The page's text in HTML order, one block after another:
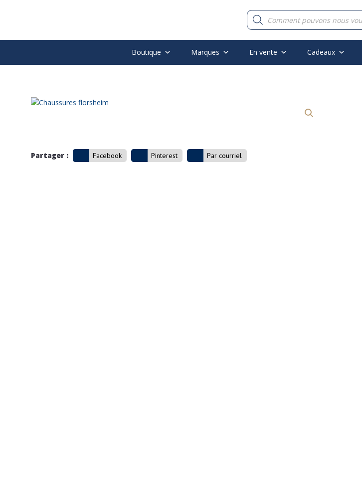
Recherche
de
produits
Boutique Marques En vente Cadeaux
Partager : Facebook Pinterest Par courriel